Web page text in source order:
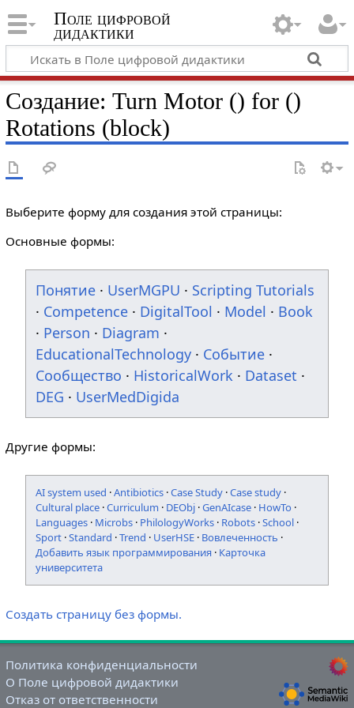
Поле цифровой
дидактики
Создание: Turn Motor () for ()
Rotations (block)
Выберите форму для создания этой страницы:
Основные формы:
Понятие · UserMGPU · Scripting Tutorials
· Competence · DigitalTool · Model · Book
· Person · Diagram ·
EducationalTechnology · Событие ·
Сообщество · HistoricalWork · Dataset ·
DEG · UserMedDigida
Другие формы:
AI system used ·Antibiotics ·Case Study ·Case study ·
Cultural place ·Curriculum · DEObj ·GenAIcase · HowTo ·
Languages · Microbs · PhilologyWorks · Robots ·School ·
Sport ·Standard ·Trend · UserHSE · Вовлеченность ·
Добавить язык программирования · Карточка
университета
Создать страницу без формы.
Политика конфиденциальности
О Поле цифровой дидактики
Отказ от ответственности